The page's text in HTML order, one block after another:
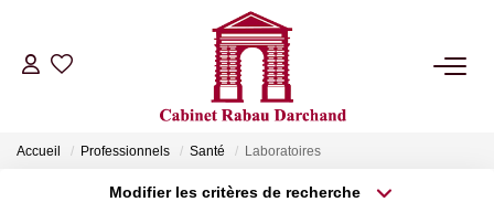
LOCATIONS
Accueil Professionnels Santé Laboratoires
Modifier les critères de recherche